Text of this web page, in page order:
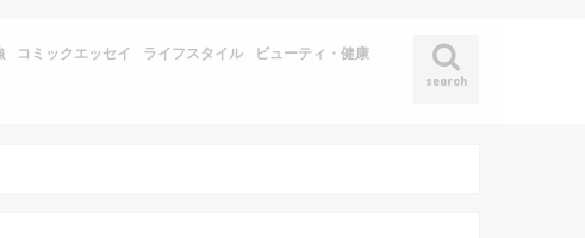
search
コミックエッセイ ライフスタイル ビューティ・健康